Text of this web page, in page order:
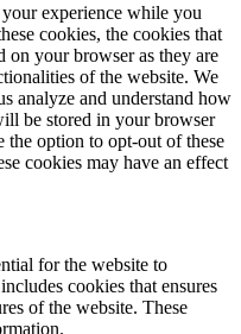
experience while you
cookies, the cookies that
on your browser as they are
of the website. We
analyze and understand how
be stored in your browser
the option to opt-out of these
cookies may have an effect
for the website to
cookies that ensures
of the website. These